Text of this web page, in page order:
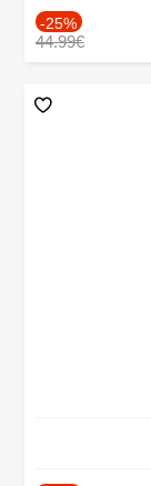
-25%
44.99€